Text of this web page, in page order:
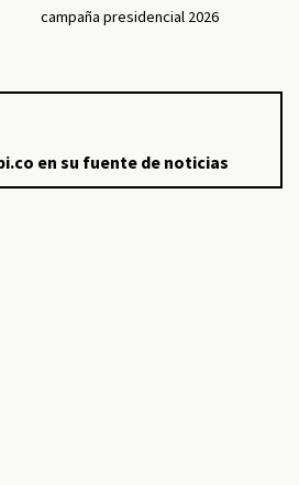
campaña presidencial 2026
en su fuente de noticias